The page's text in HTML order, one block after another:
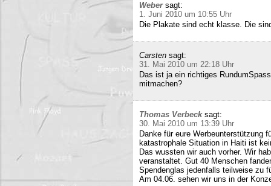
Weber sagt:
1. Juni 2010 um 10:55 Uhr
Die Plakate sind echt klasse. Die
Carsten sagt:
31. Mai 2010 um 22:18 Uhr
Das ist ja ein richtiges
mitmachen?
Thomas Verbeck sagt:
30. Mai 2010 um 13:39 Uhr
Danke für eure Werbeunterstützung
katastrophale Situation in Haiti ist
Das wussten wir auch vorher. Wir
veranstaltet. Gut 40 Menschen
Spendenglas jedenfalls teilweise zu
Am 04.06. sehen wir uns in der